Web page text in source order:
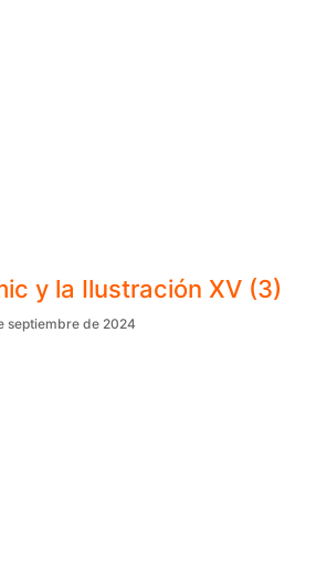
y la Ilustración XV (3)
septiembre de 2024